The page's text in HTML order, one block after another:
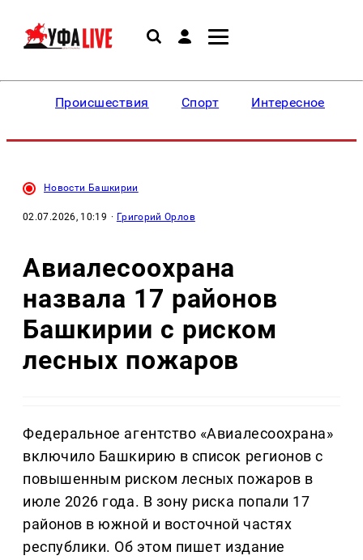
Происшествия Спорт Интересное
Новости Башкирии
02.07.2026, 10:19 · Григорий Орлов
Авиалесоохрана
назвала 17 районов
Башкирии с риском
лесных пожаров
Федеральное агентство «Авиалесоохрана»
включило Башкирию в список регионов с
повышенным риском лесных пожаров в
июле 2026 года. В зону риска попали 17
районов в южной и восточной частях
республики. Об этом пишет издание